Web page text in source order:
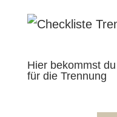
Hier bekommst
für die Trennung